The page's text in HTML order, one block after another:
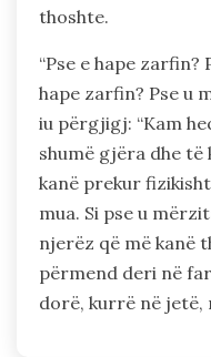
thoshte.
“Pse e hape zarfin?
hape zarfin? Pse u
iu përgjigj: “Kam
shumë gjëra dhe të
kanë prekur
mua. Si pse u
njerëz që më kanë
përmend deri në
dorë, kurrë në jetë,